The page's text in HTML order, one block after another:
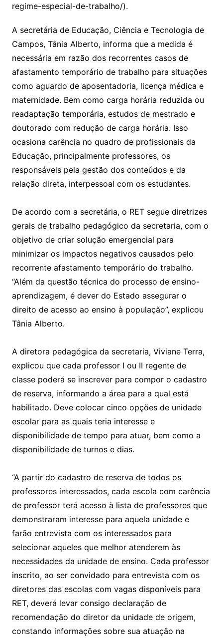
regime-especial-de-trabalho/).
A secretária de Educação, Ciência e Tecnologia de
Campos, Tânia Alberto, informa que a medida é
necessária em razão dos recorrentes casos de
afastamento temporário de trabalho para situações
como aguardo de aposentadoria, licença médica e
maternidade. Bem como carga horária reduzida ou
readaptação temporária, estudos de mestrado e
doutorado com redução de carga horária. Isso
ocasiona carência no quadro de profissionais da
Educação, principalmente professores, os
responsáveis pela gestão dos conteúdos e da
relação direta, interpessoal com os estudantes.
De acordo com a secretária, o RET segue diretrizes
gerais de trabalho pedagógico da secretaria, com o
objetivo de criar solução emergencial para
minimizar os impactos negativos causados pelo
recorrente afastamento temporário do trabalho.
“Além da questão técnica do processo de ensino-
aprendizagem, é dever do Estado assegurar o
direito de acesso ao ensino à população”, explicou
Tânia Alberto.
A diretora pedagógica da secretaria, Viviane Terra,
explicou que cada professor I ou II regente de
classe poderá se inscrever para compor o cadastro
de reserva, informando a área para a qual está
habilitado. Deve colocar cinco opções de unidade
escolar para as quais teria interesse e
disponibilidade de tempo para atuar, bem como a
disponibilidade de turnos e dias.
“A partir do cadastro de reserva de todos os
professores interessados, cada escola com carência
de professor terá acesso à lista de professores que
demonstraram interesse para aquela unidade e
farão entrevista com os interessados para
selecionar aqueles que melhor atenderem às
necessidades da unidade de ensino. Cada professor
inscrito, ao ser convidado para entrevista com os
diretores das escolas com vagas disponíveis para
RET, deverá levar consigo declaração de
recomendação do diretor da unidade de origem,
constando informações sobre sua atuação na